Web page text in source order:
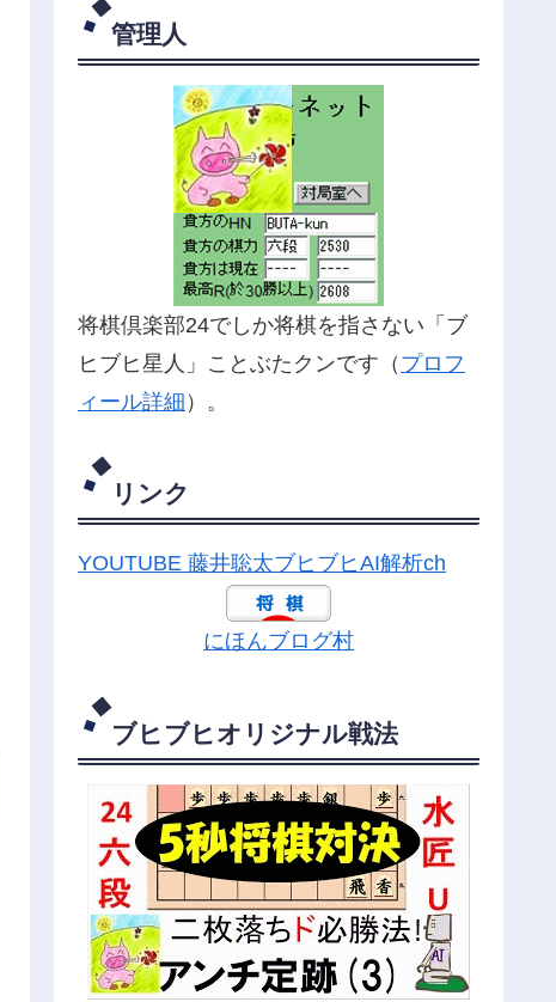
管理人
将棋倶楽部24でしか将棋を指さない「ブ
ヒブヒ星人」ことぶたクンです（ プロフ
ィール詳細 ）。
リンク
YOUTUBE 藤井聡太ブヒブヒAI解析ch
にほんブログ村
ブヒブヒオリジナル戦法